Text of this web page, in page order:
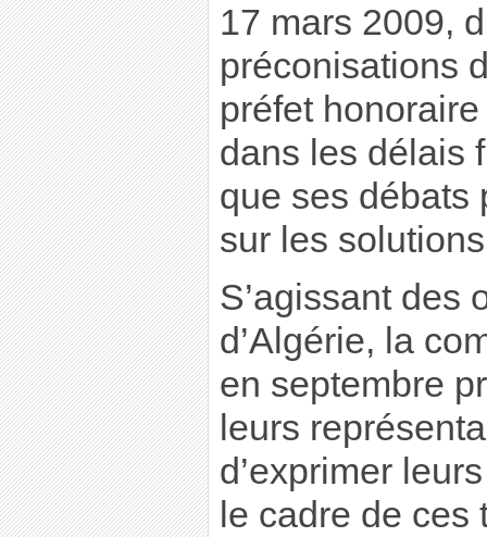
17 mars 2009,
préconisations
préfet
dans les délais
que ses débats
sur les
S’agissant des
d’Algérie, la
en septembre
leurs
d’exprimer
le cadre de